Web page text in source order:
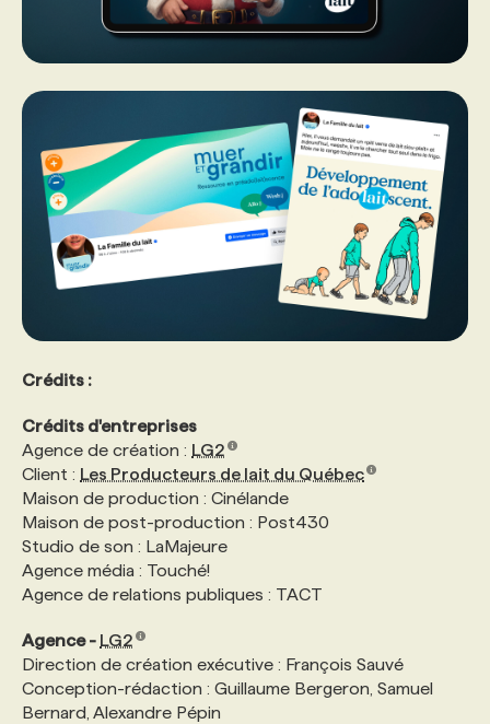
Crédits :
Crédits d'entreprises
Agence de création : LG2
Client : Les Producteurs de lait du Québec
Maison de production : Cinélande
Maison de post-production : Post430
Studio de son : LaMajeure
Agence média : Touché!
Agence de relations publiques : TACT
Agence - LG2
Direction de création exécutive : François Sauvé
Conception-rédaction : Guillaume Bergeron, Samuel
Bernard, Alexandre Pépin